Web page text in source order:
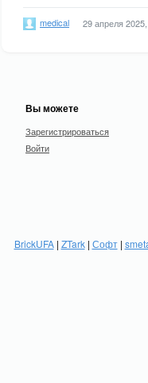
medical 29 апреля
Вы можете
Зарегистрироваться
Войти
BrickUFA| ZTark| Софт|